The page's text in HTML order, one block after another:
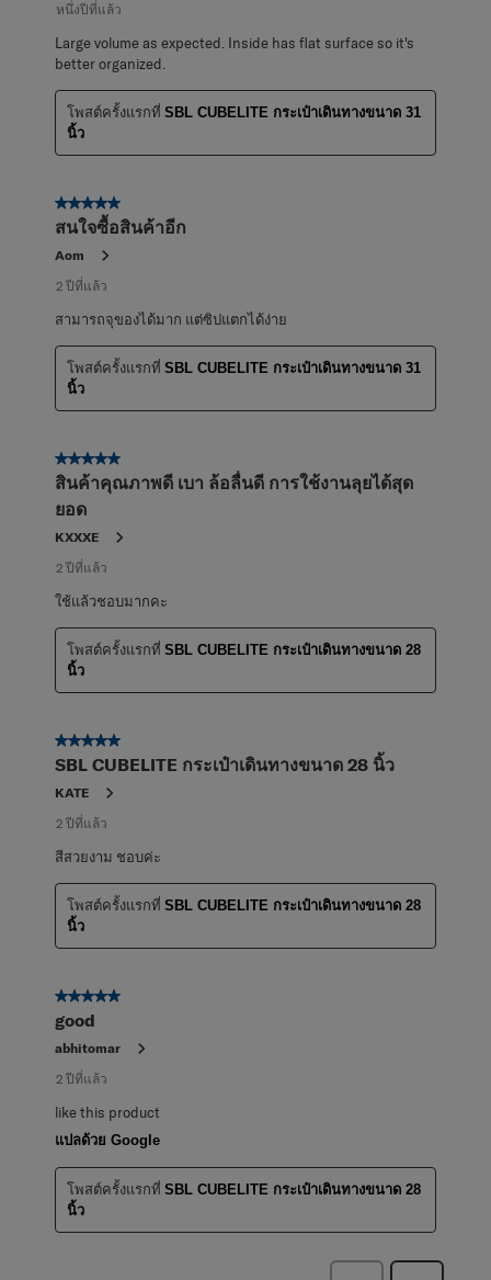
หนึ่งปีที่แล้ว
Large volume as expected. Inside has flat surface so it's
better organized.
โพสต์ครั้งแรกที่ SBL CUBELITE กระเป๋าเดินทางขนาด 31
นิ้ว
5 จาก 5 ดาว
สนใจซื้อสินค้าอีก
Aom
2 ปีที่แล้ว
สามารถจุของได้มาก แต่ซิปแตกได้ง่าย
โพสต์ครั้งแรกที่ SBL CUBELITE กระเป๋าเดินทางขนาด 31
นิ้ว
5 จาก 5 ดาว
สินค้าคุณภาพดี เบา ล้อลื่นดี การใช้งานลุยได้สุด
ยอด
KXXXE
2 ปีที่แล้ว
ใช้แล้วชอบมากคะ
โพสต์ครั้งแรกที่ SBL CUBELITE กระเป๋าเดินทางขนาด 28
นิ้ว
5 จาก 5 ดาว
SBL CUBELITE กระเป๋าเดินทางขนาด 28 นิ้ว
KATE
2 ปีที่แล้ว
สีสวยงาม ชอบค่ะ
โพสต์ครั้งแรกที่ SBL CUBELITE กระเป๋าเดินทางขนาด 28
นิ้ว
5 จาก 5 ดาว
good
abhitomar
2 ปีที่แล้ว
like this product
แปลด้วย Google
โพสต์ครั้งแรกที่ SBL CUBELITE กระเป๋าเดินทางขนาด 28
นิ้ว